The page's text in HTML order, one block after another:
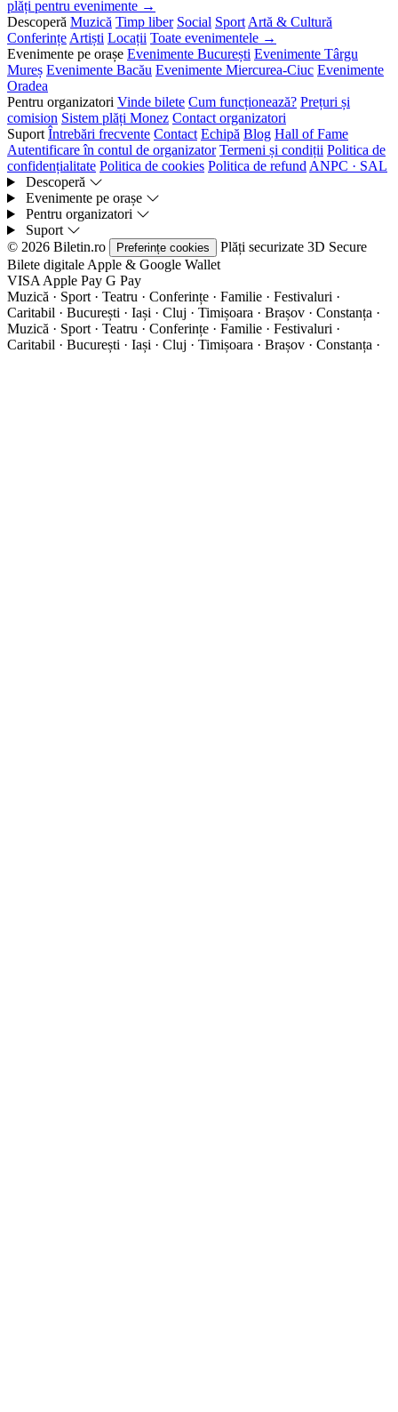
plăți pentru evenimente →
Descoperă Muzică Timp liber Social Sport Artă & Cultură
Conferințe Artiști Locații Toate evenimentele →
Evenimente pe orașe Evenimente București Evenimente Târgu
Mureș Evenimente Bacău Evenimente Miercurea-Ciuc Evenimente
Oradea
Pentru organizatori Vinde bilete Cum funcționează? Prețuri și
comision Sistem plăți Monez Contact organizatori
Suport Întrebări frecvente Contact Echipă Blog Hall of Fame
Autentificare în contul de organizator Termeni și condiții Politica de
confidențialitate Politica de cookies Politica de refund ANPC · SAL
Descoperă
Evenimente pe orașe
Pentru organizatori
Suport
© 2026 Biletin.ro
Preferințe cookies Plăți securizate 3D Secure
Bilete digitale Apple & Google Wallet
VISA Apple Pay G Pay
Muzică · Sport · Teatru · Conferințe · Familie · Festivaluri ·
Caritabil · București · Iași · Cluj · Timișoara · Brașov · Constanța ·
Muzică · Sport · Teatru · Conferințe · Familie · Festivaluri ·
Caritabil · București · Iași · Cluj · Timișoara · Brașov · Constanța ·